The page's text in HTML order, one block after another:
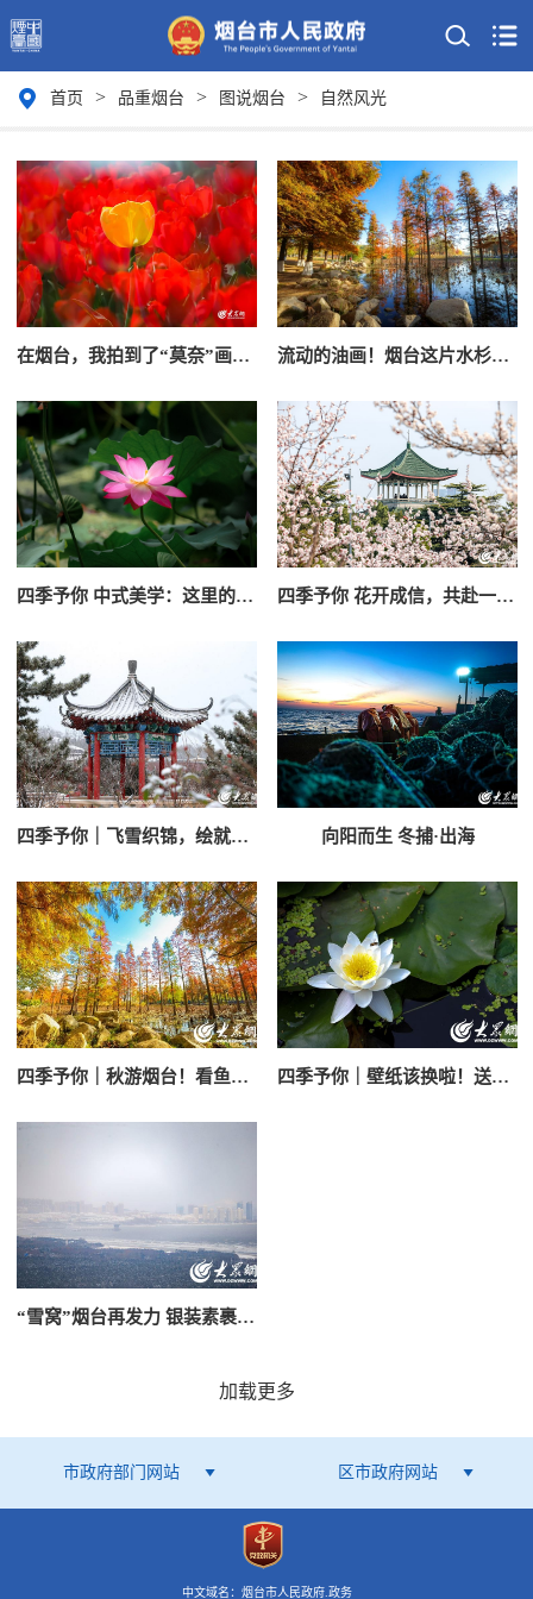
首页 > 品重烟台 > 图说烟台 > 自然风光
在烟台，我拍到了“莫奈”画中的春天！ 流动的油画！烟台这片水杉林正上演“渐变魔法”
四季予你 中式美学：这里的荷影，美得倾城 四季予你 花开成信，共赴一场春天的约会
四季予你｜飞雪织锦，绘就烟台冬日梦幻画卷 向阳而生 冬捕·出海
四季予你｜秋游烟台！看鱼鸟河盛景如诗如画 四季予你｜壁纸该换啦！送你今夏最“荷”时宜的浪漫
“雪窝”烟台再发力 银装素裹迎新年
加载更多
市政府部门网站 区市政府网站
中文域名：烟台市人民政府.政务